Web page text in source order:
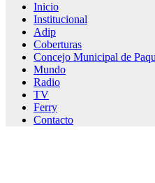
Inicio
Institucional
Adip
Coberturas
Concejo Municipal de
Mundo
Radio
TV
Ferry
Contacto